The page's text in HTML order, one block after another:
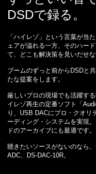
DSDで録る。
「ハイレゾ」という言葉が当
ェアが溢れる一方、そのハー
て、どこも解決策を見いだせな
ブームのずっと前からDSDと
たな提案をします。
厳しいプロの現場でも活躍す
イレゾ再生の定番ソフト「
り、USB DACにプロ・クオリ
ーディング・システムを実現
ドのアーカイブにも最適です。
聴きたいソースがないのなら
ADC、DS-DAC-10R。